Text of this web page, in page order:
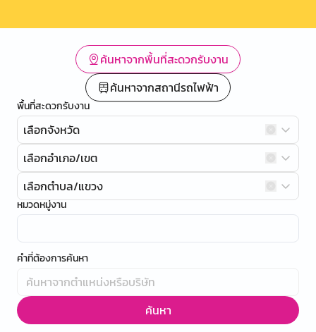
ค้นหาจากพื้นที่สะดวกรับงาน
ค้นหาจากสถานีรถไฟฟ้า
พื้นที่สะดวกรับงาน
เลือกจังหวัด
เลือกอำเภอ/เขต
เลือกตำบล/แขวง
หมวดหมู่งาน
คำที่ต้องการค้นหา
ค้นหา